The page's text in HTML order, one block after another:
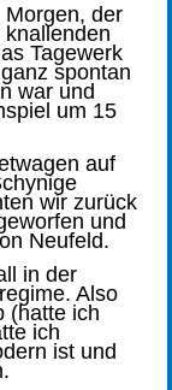
der
Tagewerk
spontan
war und
um 15
auf
wir zurück
und
Neufeld.
in der
Also
(hatte ich
ich
ist und